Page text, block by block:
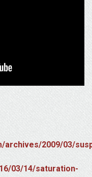
archives/2009/03/
03/14/saturation-